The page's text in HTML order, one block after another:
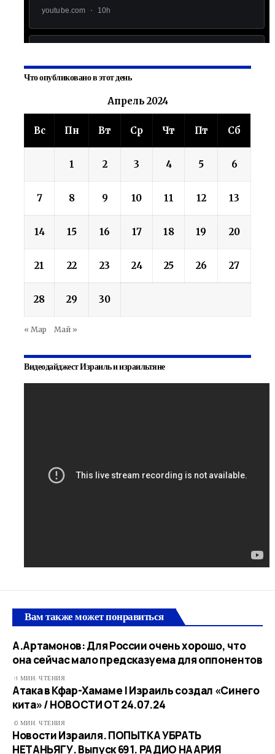
Что опубликовано в этот день
Апрель 2024
Вс Пн Вт Ср Чт Пт Сб
1 2 3 4 5 6
7 8 9 10 11 12 13
14 15 16 17 18 19 20
21 22 23 24 25 26 27
28 29 30
« Мар Май »
Видеодайджест Израиль и израильтяне
Вам также может понравиться
А.Артамонов: Для России очень хорошо, что
она сейчас мало предсказуема для оппонентов
1 МИН. ЧТЕНИЯ
Атака в Кфар-Хамаме | Израиль создал «Синего
кита» / НОВОСТИ ОТ 24.07.24
0 МИН. ЧТЕНИЯ
Новости Израиля. ПОПЫТКА УБРАТЬ
НЕТАНЬЯГУ. Выпуск 691. РАДИО НААРИЯ